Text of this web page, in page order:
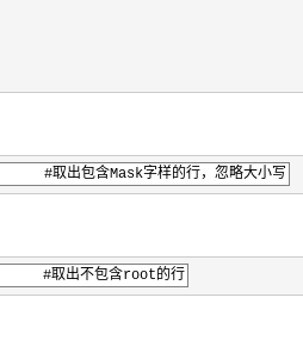
含Mask字样的行，忽略大小写
出不包含root的行